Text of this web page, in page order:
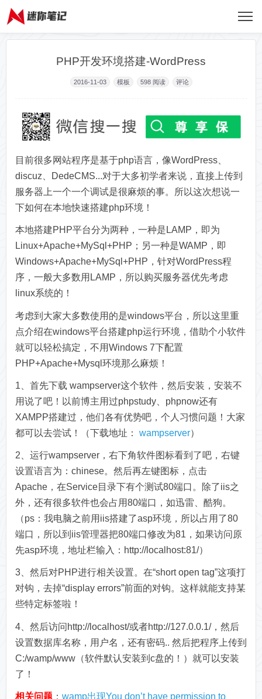
PHP开发环境搭建-WordPress
2016-11-03 模板 598 阅读 评论
目前很多网站程序是基于php语言，像WordPress、
discuz、DedeCMS...对于大多初学者来说，直接上传到
服务器上一个一个调试是很麻烦的事。所以这次想说一
下如何在本地快速搭建php环境！
本地搭建PHP平台分为两种，一种是LAMP，即为
Linux+Apache+MySql+PHP；另一种是WAMP，即
Windows+Apache+MySql+PHP，针对WordPress程
序，一般大多数用LAMP，所以购买服务器优先考虑
linux系统的！
考虑到大家大多数使用的是windows平台，所以这里重
点介绍在windows平台搭建php运行环境，借助个小软件
就可以轻松搞定，不用Windows 7下配置
PHP+Apache+Mysql环境那么麻烦！
1、首先下载 wampserver这个软件，然后安装，安装不
用说了吧！以前博主用过phpstudy、phpnow还有
XAMPP搭建过，他们各有优势吧，个人习惯问题！大家
都可以去尝试！（下载地址： wampserver）
2、运行wampserver，右下角软件图标看到了吧，右键
设置语言为：chinese。然后再左键图标，点击
Apache，在Service目录下有个测试80端口。除了iis之
外，还有很多软件也会占用80端口，如迅雷、酷狗。
（ps：我电脑之前用iis搭建了asp环境，所以占用了80
端口，所以到iis管理器把80端口修改为81，如果访问原
先asp环境，地址栏输入：http://localhost:81/）
3、然后对PHP进行相关设置。在“short open tag”这项打
对钩，去掉“display errors”前面的对钩。这样就能支持某
些特定标签啦！
4、然后访问http://localhost/或者http://127.0.0.1/，然后
设置数据库名称，用户名，还有密码.. 然后把程序上传到
C:/wamp/www（软件默认安装到c盘的！）就可以安装
了！
相关问题 ： wamp出现You don’t have permission to